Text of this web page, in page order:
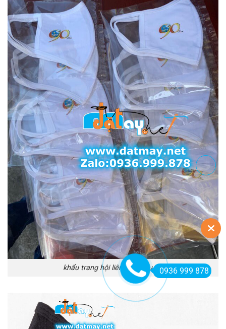
khẩu trang hội liên hiệp phụ nữ0936 999 878